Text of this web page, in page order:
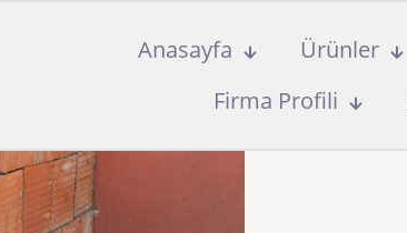
Anasayfa Ürünler
Firma Profili